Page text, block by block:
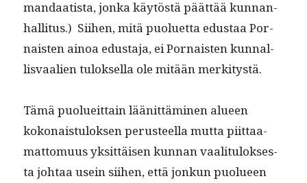
man­daatista, jon­ka käytöstä päät­tää kun­nan­
hal­li­tus.) Siihen, mitä puoluet­ta edus­taa Por­
nais­ten ain­oa edus­ta­ja, ei Por­nais­ten kun­nal­
lis­vaalien tulok­sel­la ole mitään merkitystä.
Tämä puolueit­tain läänit­tämi­nen alueen
kokon­ais­tu­lok­sen perus­teel­la mut­ta piit­taa­
mat­to­muus yksit­täisen kun­nan vaal­i­t­u­lok­ses­
ta johtaa usein siihen, että jonkun puolueen